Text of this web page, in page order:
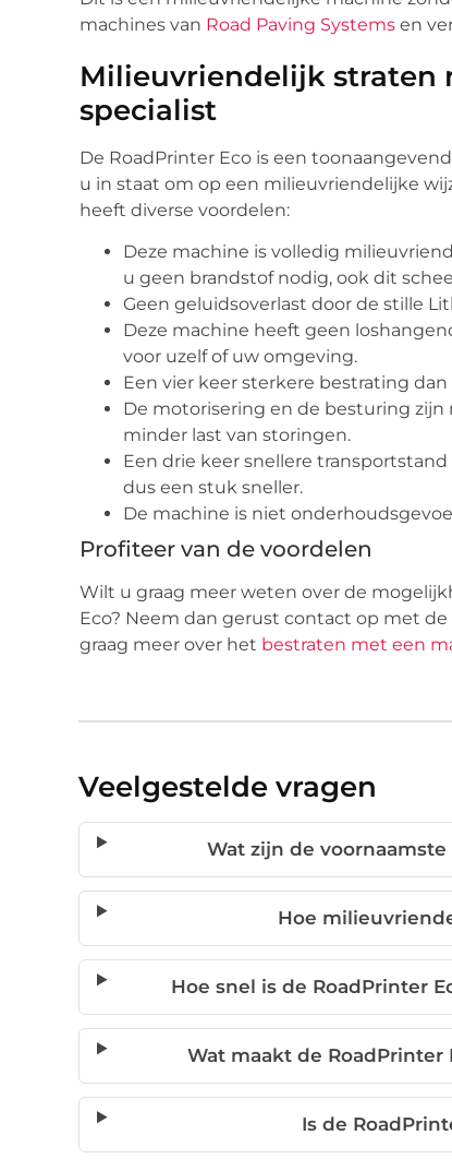
machines van Road Paving Systems en
Milieuvriendelijk straten
specialist
De RoadPrinter Eco is een
u in staat om op een milieuvriendelijke
heeft diverse voordelen:
Deze machine is volledig
u geen brandstof nodig, ook dit
Geen geluidsoverlast door de stille
Deze machine heeft geen
voor uzelf of uw omgeving.
Een vier keer sterkere bestrating
De motorisering en de besturing zijn
minder last van storingen.
Een drie keer snellere
dus een stuk sneller.
De machine is niet
Profiteer van de voordelen
Wilt u graag meer weten over de
Eco? Neem dan gerust contact op met
graag meer over het bestraten met een
Veelgestelde vragen
Wat zijn de
Hoe
Hoe snel is de RoadPrinter
Wat maakt de
Is de